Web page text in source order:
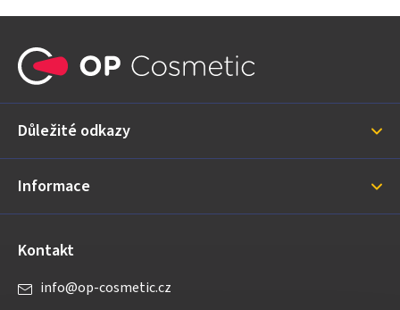
a
í
Důležité odkazy
Informace
Kontakt
info@op-cosmetic.cz